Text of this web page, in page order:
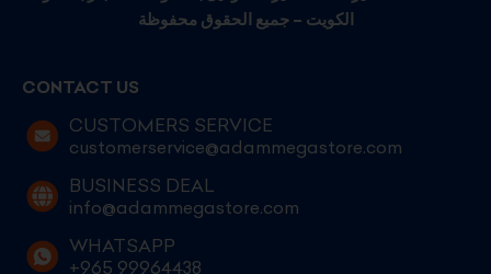
الكويت – جميع الحقوق محفوظة
CONTACT US
CUSTOMERS SERVICE
customerservice@adammegastore.com
BUSINESS DEAL
info@adammegastore.com
WHATSAPP
+965 99964438